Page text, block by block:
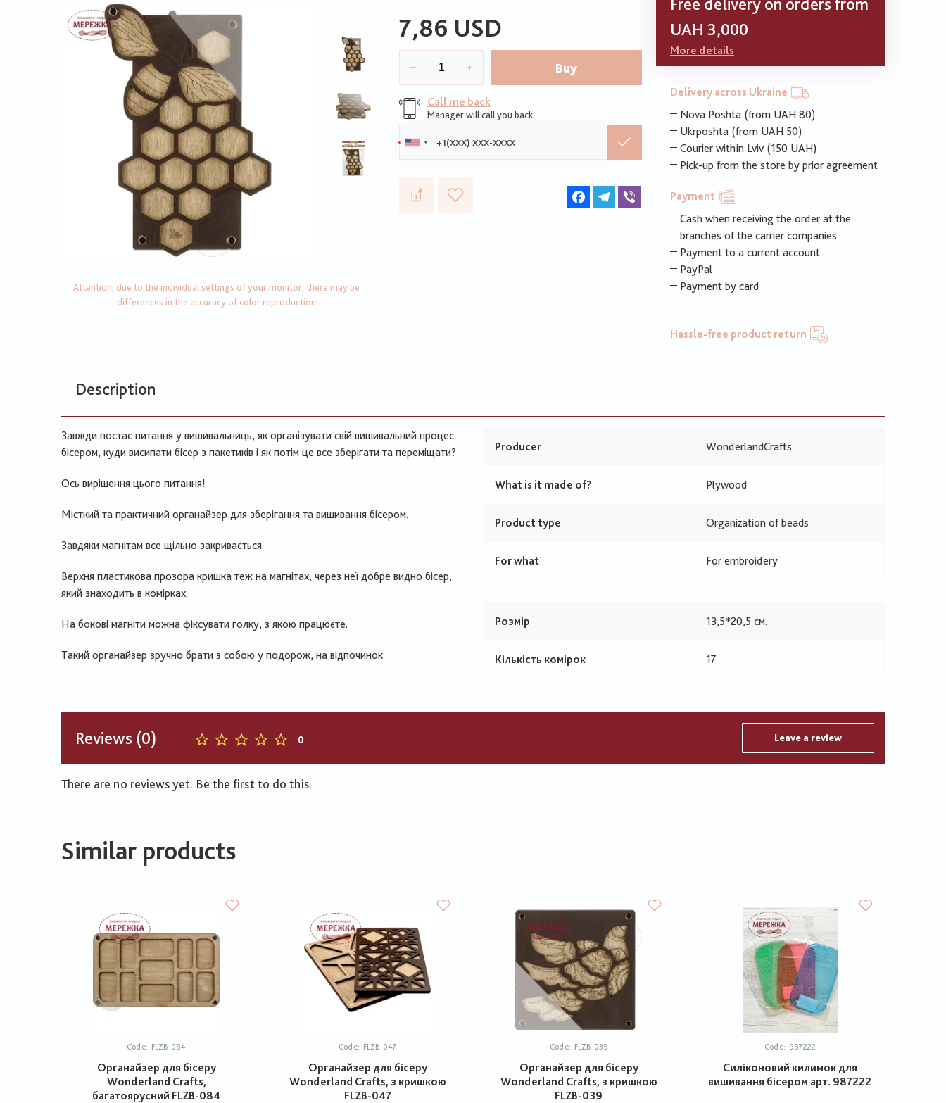
Attention, due to the individual settings of your monitor, there may be
differences in the accuracy of color reproduction
7,86 USD
Buy
Call me back
Manager will call you back
FacebookTelegram
UAH 3,000
More details
Delivery across Ukraine
Nova Poshta (from UAH 80)
Ukrposhta (from UAH 50)
Courier within Lviv (150 UAH)
Pick-up from the store by prior agreement
Payment
Cash when receiving the order at the
branches of the carrier companies
Payment to a current account
PayPal
Payment by card
Hassle-free product return
Description
Завжди постає питання у вишивальниць, як організувати свій вишивальний процес
бісером, куди висипати бісер з пакетиків і як потім це все зберігати та переміщати?
Ось вирішення цього питання!
Місткий та практичний органайзер для зберігання та вишивання бісером.
Завдяки магнітам все щільно закривається.
Верхня пластикова прозора кришка теж на магнітах, через неї добре видно бісер,
який знаходить в комірках.
На бокові магніти можна фіксувати голку, з якою працюєте.
Такий органайзер зручно брати з собою у подорож, на відпочинок.
Producer WonderlandCrafts
What is it made of? Plywood
Product type Organization of beads
For what For embroidery
Розмір 13,5*20,5 см.
Кількість комірок 17
Reviews (0) 0 Leave a review
There are no reviews yet. Be the first to do this.
Similar products
Code: FLZB-084
Органайзер для бісеру
Wonderland Crafts,
багатоярусний FLZB-084
Code: FLZB-047
Органайзер для бісеру
Wonderland Crafts, з кришкою
FLZB-047
Code: FLZB-039
Органайзер для бісеру
Wonderland Crafts, з кришкою
FLZB-039
Code: 987222
Силіконовий килимок для
вишивання бісером арт. 987222